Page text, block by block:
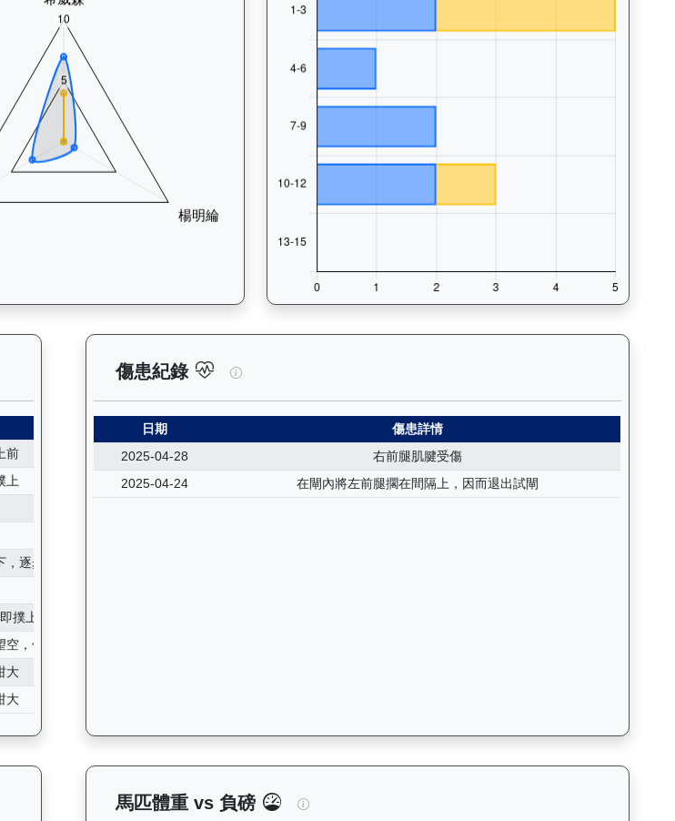
匹所有試閘（Barrier Trial）的歷史成績，包括日期、名次、場地、路程、騎
前
上
逐步上前
撲上
，佳勢撲上
大
大
傷患紀錄 逍遙人生（J427）— 傷患紀錄：查看馬匹完整的獸
日期
傷患詳情
2025-04-28
右前腿肌腱受傷
2025-04-24
在閘內將左前腿擱在間隔上，因而退出試閘
圖表：以月度圖表顯示馬匹訓練活動（慢跑、游泳、快跑）及試閘、正式出賽
馬匹體重 vs 負磅 逍遙人生（J427）— 馬匹體重與負磅走勢